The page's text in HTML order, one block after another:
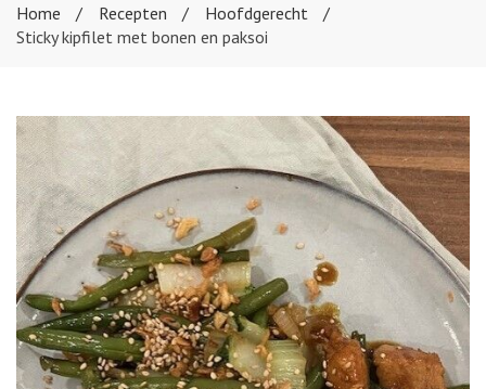
Home
Recepten
Hoofdgerecht
Sticky kipfilet met bonen en paksoi